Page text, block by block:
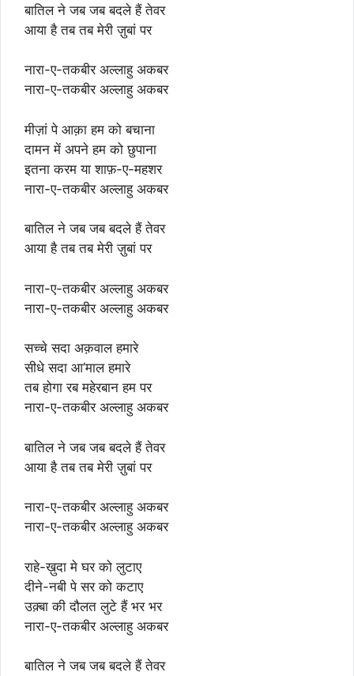
बातिल ने जब जब बदले हैं तेवर
आया है तब तब मेरी ज़ुबां पर
नारा-ए-तकबीर अल्लाहु अकबर
नारा-ए-तकबीर अल्लाहु अकबर
मीज़ां पे आक़ा हम को बचाना
दामन में अपने हम को छुपाना
इतना करम या शाफ़-ए-महशर
नारा-ए-तकबीर अल्लाहु अकबर
बातिल ने जब जब बदले हैं तेवर
आया है तब तब मेरी ज़ुबां पर
नारा-ए-तकबीर अल्लाहु अकबर
नारा-ए-तकबीर अल्लाहु अकबर
सच्चे सदा अक़वाल हमारे
सीधे सदा आ’माल हमारे
तब होगा रब महेरबान हम पर
नारा-ए-तकबीर अल्लाहु अकबर
बातिल ने जब जब बदले हैं तेवर
आया है तब तब मेरी ज़ुबां पर
नारा-ए-तकबीर अल्लाहु अकबर
नारा-ए-तकबीर अल्लाहु अकबर
राहे-ख़ुदा मे घर को लुटाए
दीने-नबी पे सर को कटाए
उक़्बा की दौलत लुटे हैं भर भर
नारा-ए-तकबीर अल्लाहु अकबर
बातिल ने जब जब बदले हैं तेवर